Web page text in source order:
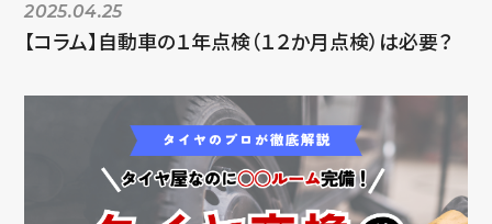
2025.04.25
【コラム】自動車の１年点検（１２か月点検）は必要？